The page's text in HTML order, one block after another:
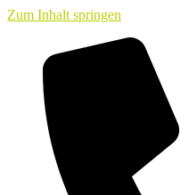
Zum Inhalt springen